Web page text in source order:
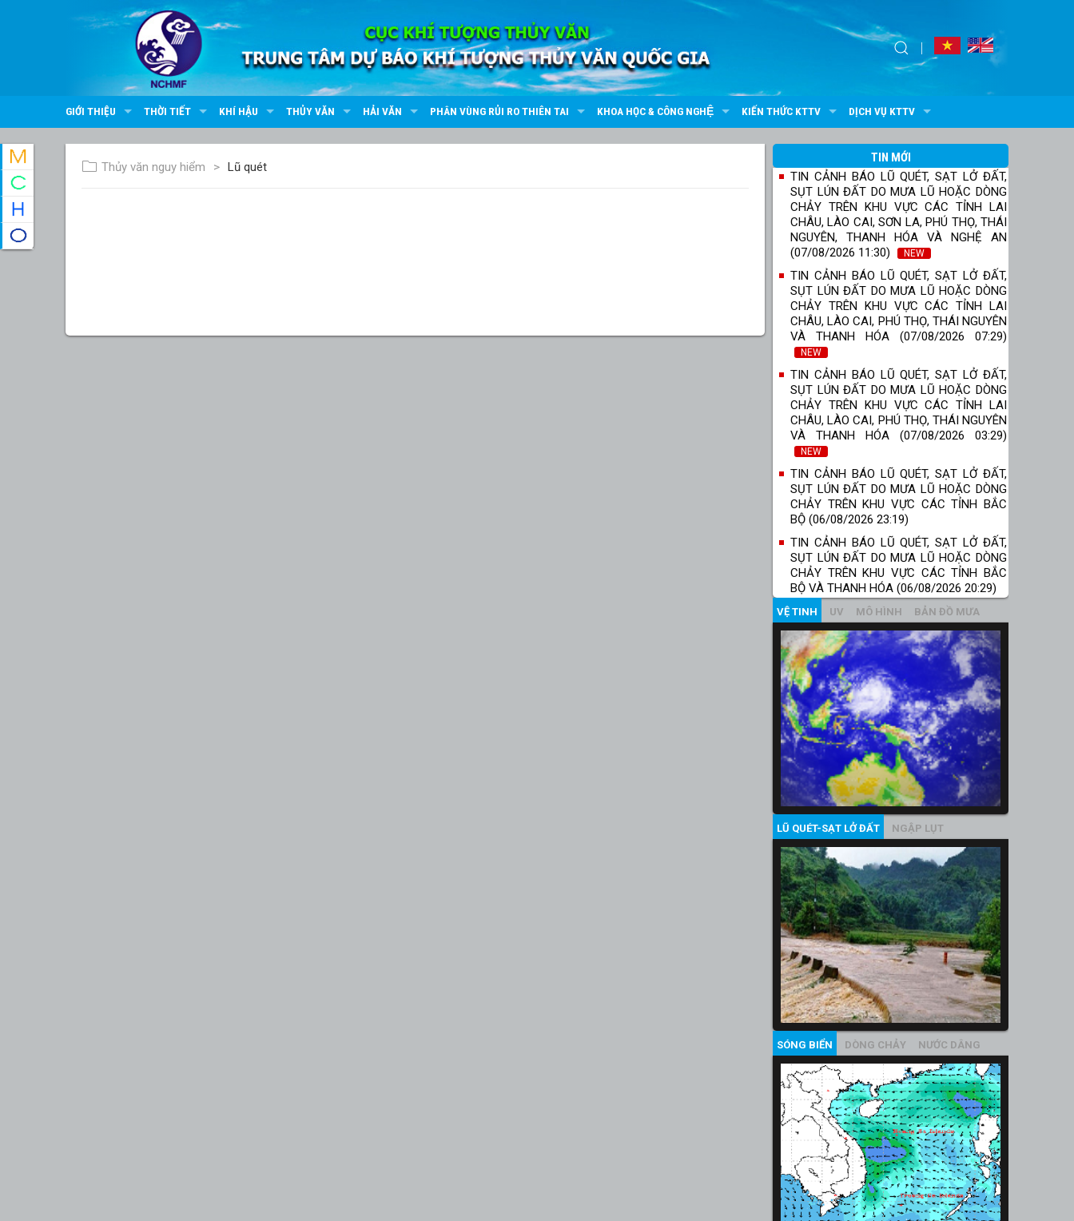
GIỚI THIỆU THỜI TIẾT KHÍ HẬU THỦY VĂN HẢI VĂN PHÂN VÙNG RỦI RO THIÊN TAI KHOA HỌC & CÔNG NGHỆ KIẾN THỨC KTTV DỊCH VỤ KTTV
Thủy văn nguy hiểm Lũ quét
TIN MỚI
TIN CẢNH BÁO LŨ QUÉT, SẠT LỞ ĐẤT,
SỤT LÚN ĐẤT DO MƯA LŨ HOẶC DÒNG
CHẢY TRÊN KHU VỰC CÁC TỈNH LAI
CHÂU, LÀO CAI, SƠN LA, PHÚ THỌ, THÁI
NGUYÊN, THANH HÓA VÀ NGHỆ AN
(07/08/2026 11:30)
NEW
TIN CẢNH BÁO LŨ QUÉT, SẠT LỞ ĐẤT,
SỤT LÚN ĐẤT DO MƯA LŨ HOẶC DÒNG
CHẢY TRÊN KHU VỰC CÁC TỈNH LAI
CHÂU, LÀO CAI, PHÚ THỌ, THÁI NGUYÊN
VÀ THANH HÓA (07/08/2026 07:29)
NEW
TIN CẢNH BÁO LŨ QUÉT, SẠT LỞ ĐẤT,
SỤT LÚN ĐẤT DO MƯA LŨ HOẶC DÒNG
CHẢY TRÊN KHU VỰC CÁC TỈNH LAI
CHÂU, LÀO CAI, PHÚ THỌ, THÁI NGUYÊN
VÀ THANH HÓA (07/08/2026 03:29)
NEW
TIN CẢNH BÁO LŨ QUÉT, SẠT LỞ ĐẤT,
SỤT LÚN ĐẤT DO MƯA LŨ HOẶC DÒNG
CHẢY TRÊN KHU VỰC CÁC TỈNH BẮC
BỘ (06/08/2026 23:19)
TIN CẢNH BÁO LŨ QUÉT, SẠT LỞ ĐẤT,
SỤT LÚN ĐẤT DO MƯA LŨ HOẶC DÒNG
CHẢY TRÊN KHU VỰC CÁC TỈNH BẮC
BỘ VÀ THANH HÓA (06/08/2026 20:29)
VỆ TINH UV MÔ HÌNH BẢN ĐỒ MƯA
LŨ QUÉT-SẠT LỞ ĐẤT NGẬP LỤT
SÓNG BIỂN DÒNG CHẢY NƯỚC DÂNG